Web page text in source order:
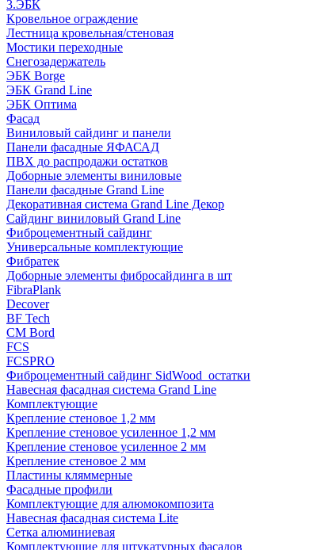
3.ЭБК
Кровельное ограждение
Лестница кровельная/стеновая
Мостики переходные
Снегозадержатель
ЭБК Borge
ЭБК Grand Line
ЭБК Оптима
Фасад
Виниловый сайдинг и панели
Панели фасадные ЯФАСАД
ПВХ до распродажи остатков
Доборные элементы виниловые
Панели фасадные Grand Line
Декоративная система Grand Line Декор
Сайдинг виниловый Grand Line
Фиброцементный сайдинг
Универсальные комплектующие
Фибратек
Доборные элементы фибросайдинга в шт
FibraPlank
Decover
BF Tech
CM Bord
FCS
FCSPRO
Фиброцементный сайдинг SidWood_остатки
Навесная фасадная система Grand Line
Комплектующие
Крепление стеновое 1,2 мм
Крепление стеновое усиленное 1,2 мм
Крепление стеновое усиленное 2 мм
Крепление стеновое 2 мм
Пластины кляммерные
Фасадные профили
Комплектующие для алюмокомпозита
Навесная фасадная система Lite
Сетка алюминиевая
Комплектующие для штукатурных фасадов